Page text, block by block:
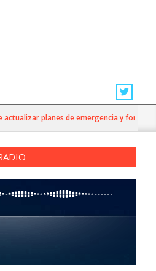
planes de emergencia y fortalecer la